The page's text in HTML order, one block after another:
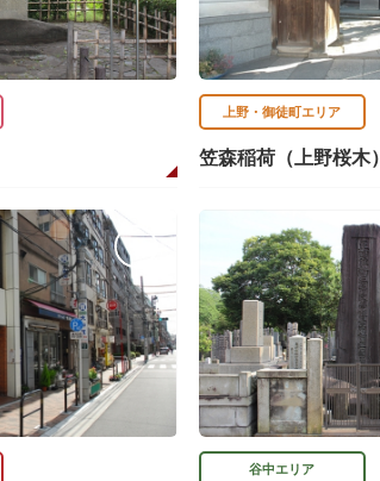
上野・御徒町エリア
笠森稲荷（上野桜木）
谷中エリア